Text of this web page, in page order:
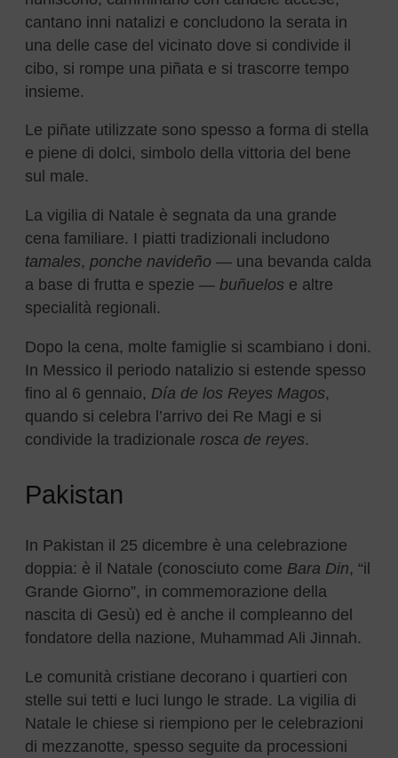
cantano inni natalizi e concludono la serata in
una delle case del vicinato dove si condivide il
cibo, si rompe una piñata e si trascorre tempo
insieme.
Le piñate utilizzate sono spesso a forma di stella
e piene di dolci, simbolo della vittoria del bene
sul male.
La vigilia di Natale è segnata da una grande
cena familiare. I piatti tradizionali includono
tamales, ponche navideño — una bevanda calda
a base di frutta e spezie — buñuelos e altre
specialità regionali.
Dopo la cena, molte famiglie si scambiano i doni.
In Messico il periodo natalizio si estende spesso
fino al 6 gennaio, Día de los Reyes Magos,
quando si celebra l’arrivo dei Re Magi e si
condivide la tradizionale rosca de reyes.
Pakistan
In Pakistan il 25 dicembre è una celebrazione
doppia: è il Natale (conosciuto come Bara Din, “il
Grande Giorno”, in commemorazione della
nascita di Gesù) ed è anche il compleanno del
fondatore della nazione, Muhammad Ali Jinnah.
Le comunità cristiane decorano i quartieri con
stelle sui tetti e luci lungo le strade. La vigilia di
Natale le chiese si riempiono per le celebrazioni
di mezzanotte, spesso seguite da processioni